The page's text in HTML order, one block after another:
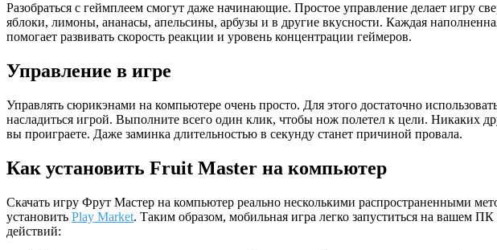
Разобраться с геймплеем смогут даже начинающие. Простое управление делает игру
яблоки, лимоны, ананасы, апельсины, арбузы и в другие вкусности. Каждая
помогает развивать скорость реакции и уровень концентрации геймеров.
Управление в игре
Управлять сюрикэнами на компьютере очень просто. Для этого достаточно
насладиться игрой. Выполните всего один клик, чтобы нож полетел к цели. Никаких
вы проиграете. Даже заминка длительностью в секунду станет причиной провала.
Как установить Fruit Master на компьютер
Скачать игру Фрут Мастер на компьютер реально несколькими распространенными
установить Play Market. Таким образом, мобильная игра легко запуститься на вашем
действий: